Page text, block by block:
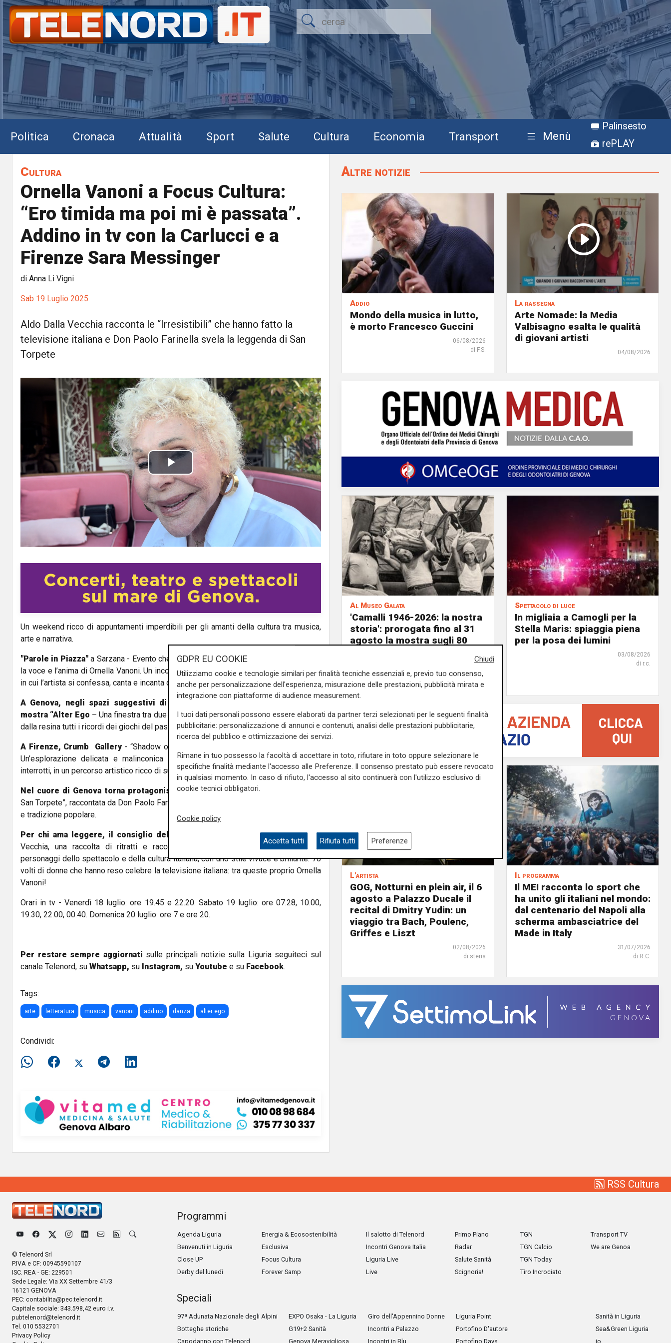
Politica Cronaca Attualità Sport Salute Cultura Economia Transport Menù
Palinsesto
rePLAY
Cultura
Ornella Vanoni a Focus Cultura:
“Ero timida ma poi mi è passata”.
Addino in tv con la Carlucci e a
Firenze Sara Messinger
di Anna Li Vigni
Sab 19 Luglio 2025
Aldo Dalla Vecchia racconta le “Irresistibili” che hanno fatto la
televisione italiana e Don Paolo Farinella svela la leggenda di San
Torpete
P
l
a
y
V
i
e
o
Un weekend ricco di appuntamenti imperdibili per gli amanti della cultura tra musica,
arte e narrativa.
"Parole in Piazza"a Sarzana - Evento che portato sul palco del Teatro degli Impavidi
la voce e l’anima di Ornella Vanoni. Un incontro intimo e potente tra musica e racconto,
in cui l’artista si confessa, canta e incanta con la sua ironia e profondità.
A Genova, negli spazi suggestivi di Palazzo Doria Carcassi, c’è ancora la
mostra “Alter Ego – Una finestra tra due mondi”, a cura dell’artista Alessandro Piano:
dalla resina tutti i ricordi dei giochi del passato diventano creazione e riflessione.
A Firenze, Crumb Gallery- “Shadow of a Teenage Daydream” di Sara Messinger.
Un’esplorazione delicata e malinconica dell’adolescenza, tra luci, ombre e sogni
interrotti, in un percorso artistico ricco di suggestioni.
Nel cuore di Genova torna protagonista anche il patrimonio- "La leggenda di
San Torpete”, raccontata da Don Paolo Farinella. Una narrazione che fonde storia, fede
e tradizione popolare.
Per chi ama leggere, il consiglio della settimana
- "Irresistibili” di Aldo Dalla
Vecchia, una raccolta di ritratti e racconti che svelano il fascino segreto dei
personaggi dello spettacolo e della cultura italiana, con uno stile vivace e brillante. 70
volti di donne che hanno reso celebre la televisione italiana: tra queste proprio Ornella
Vanoni!
Orari in tv - Venerdì 18 luglio: ore 19.45 e 22.20. Sabato 19 luglio: ore 07.28, 10.00,
19.30, 22.00, 00.40. Domenica 20 luglio: ore 7 e ore 20.
Per restare sempre aggiornati sulle principali notizie sulla Liguria seguiteci sul
canale Telenord, su Whatsapp, su Instagram, su Youtube e su Facebook.
Tags:
arte letteratura musica vanoni addino danza alter ego
Condividi:
Altre notizie
Addio
Mondo della musica in lutto,
è morto Francesco Guccini
06/08/2026
di F.S.
La rassegna
Arte Nomade: la Media
Valbisagno esalta le qualità
di giovani artisti
04/08/2026
Al Museo Galata
'Camalli 1946-2026: la nostra
storia': prorogata fino al 31
agosto la mostra sugli 80
di F.S.
Spettacolo di luce
In migliaia a Camogli per la
Stella Maris: spiaggia piena
per la posa dei lumini
03/08/2026
di r.c.
L'artista
GOG, Notturni en plein air, il 6
agosto a Palazzo Ducale il
recital di Dmitry Yudin: un
viaggio tra Bach, Poulenc,
Griffes e Liszt
02/08/2026
di steris
Il programma
Il MEI racconta lo sport che
ha unito gli italiani nel mondo:
dal centenario del Napoli alla
scherma ambasciatrice del
Made in Italy
31/07/2026
di R.C.
RSS Cultura
© Telenord Srl
P.IVA e CF: 00945590107
ISC. REA - GE: 229501
Sede Legale: Via XX Settembre 41/3
16121 GENOVA
PEC: contabilita@pec.telenord.it
Capitale sociale: 343.598,42 euro i.v.
pubtelenord@telenord.it
Tel. 010 5532701
Privacy Policy
Programmi
Agenda Liguria
Benvenuti in Liguria
Close UP
Derby del lunedì
Energia & Ecosostenibilità
Esclusiva
Focus Cultura
Forever Samp
Il salotto di Telenord
Incontri Genova Italia
Liguria Live
Live
Primo Piano
Radar
Salute Sanità
Scignoria!
TGN
TGN Calcio
TGN Today
Tiro Incrociato
Transport TV
We are Genoa
Speciali
97ª Adunata Nazionale degli Alpini
Botteghe storiche
Capodanno con Telenord
EXPO Osaka - La Liguria
G19+2 Sanità
Genova Meravigliosa
Giro dell'Appennino Donne
Incontri a Palazzo
Incontri in Blu
Liguria Point
Portofino D'autore
Portofino Days
Sanità in Liguria
Sea&Green Liguria
io
Chiudi
GDPR EU COOKIE
Utilizziamo cookie e tecnologie similari per finalità tecniche essenziali e, previo tuo consenso,
anche per personalizzazione dell'esperienza, misurazione delle prestazioni, pubblicità mirata e
integrazione con piattaforme di audience measurement.
I tuoi dati personali possono essere elaborati da partner terzi selezionati per le seguenti finalità
pubblicitarie: personalizzazione di annunci e contenuti, analisi delle prestazioni pubblicitarie,
ricerca del pubblico e ottimizzazione dei servizi.
Rimane in tuo possesso la facoltà di accettare in toto, rifiutare in toto oppure selezionare le
specifiche finalità mediante l'accesso alle Preferenze. Il consenso prestato può essere revocato
in qualsiasi momento. In caso di rifiuto, l'accesso al sito continuerà con l'utilizzo esclusivo di
cookie tecnici obbligatori.
Cookie policy
Accetta tutti Rifiuta tutti Preferenze